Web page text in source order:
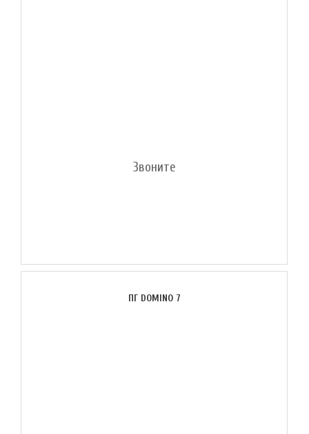
Звоните
ПГ DOMINO 7